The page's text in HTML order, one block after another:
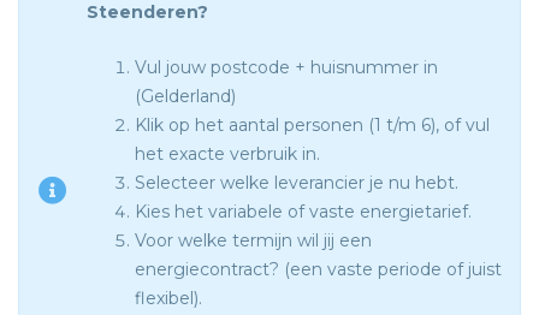
Steenderen?
Vul jouw postcode + huisnummer in
(Gelderland)
Klik op het aantal personen (1 t/m 6), of vul
het exacte verbruik in.
Selecteer welke leverancier je nu hebt.
Kies het variabele of vaste energietarief.
Voor welke termijn wil jij een
energiecontract? (een vaste periode of juist
flexibel).